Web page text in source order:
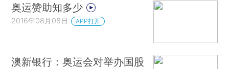
奥运赞助知多少
2016年08月08日 APP打开
澳新银行：奥运会对举办国股